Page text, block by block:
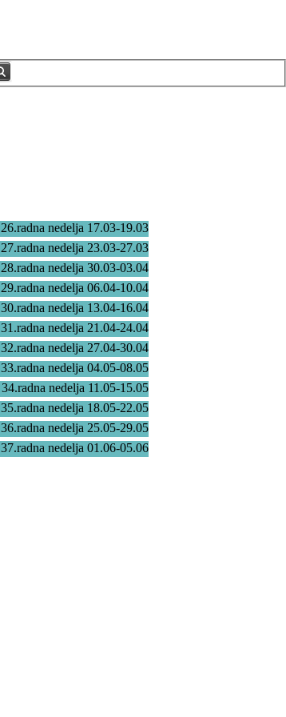
26.radna nedelja 17.03-19.03
27.radna nedelja 23.03-27.03
28.radna nedelja 30.03-03.04
29.radna nedelja 06.04-10.04
30.radna nedelja 13.04-16.04
31.radna nedelja 21.04-24.04
32.radna nedelja 27.04-30.04
33.radna nedelja 04.05-08.05
34.radna nedelja 11.05-15.05
35.radna nedelja 18.05-22.05
36.radna nedelja 25.05-29.05
37.radna nedelja 01.06-05.06